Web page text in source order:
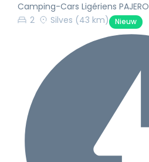
Camping-Cars Ligériens PAJERO
2
Silves (43 km) Nieuw